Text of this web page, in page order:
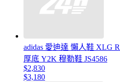
adidas 愛迪達 懶人鞋 XLG
厚底 Y2K 穆勒鞋 JS4586
$2,830
$3,180